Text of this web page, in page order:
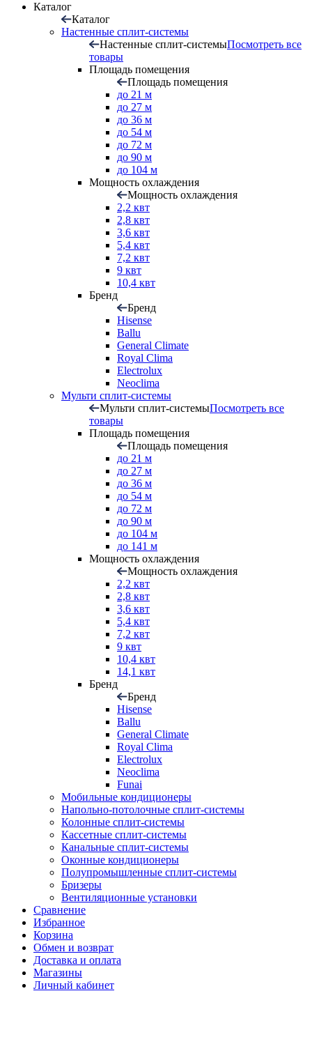
Каталог
Каталог
Настенные сплит-системы
Настенные сплит-системыПосмотреть все
товары
Площадь помещения
Площадь помещения
до 21 м
до 27 м
до 36 м
до 54 м
до 72 м
до 90 м
до 104 м
Мощность охлаждения
Мощность охлаждения
2,2 квт
2,8 квт
3,6 квт
5,4 квт
7,2 квт
9 квт
10,4 квт
Бренд
Бренд
Hisense
Ballu
General Climate
Royal Clima
Electrolux
Neoclima
Мульти сплит-системы
Мульти сплит-системыПосмотреть все
товары
Площадь помещения
Площадь помещения
до 21 м
до 27 м
до 36 м
до 54 м
до 72 м
до 90 м
до 104 м
до 141 м
Мощность охлаждения
Мощность охлаждения
2,2 квт
2,8 квт
3,6 квт
5,4 квт
7,2 квт
9 квт
10,4 квт
14,1 квт
Бренд
Бренд
Hisense
Ballu
General Climate
Royal Clima
Electrolux
Neoclima
Funai
Мобильные кондиционеры
Напольно-потолоч​ные ​сплит-системы
Колонные ​​сплит-системы
Кассетные сплит-системы
Канальные сплит-системы
Оконные кондиционеры
Полупромышленные сплит-системы
Бризеры
Вентиляционные установки
Сравнение
Избранное
Корзина
Обмен и возврат
Доставка и оплата
Магазины
Личный кабинет